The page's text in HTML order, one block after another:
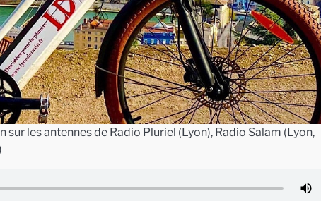
les antennes de Radio Pluriel (Lyon), Radio Salam (Lyon,